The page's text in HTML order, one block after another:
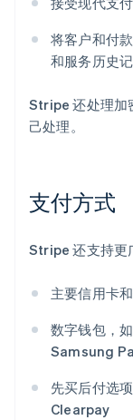
将客户和付
和服务历史
Stripe 还处理加
己处理。
支付方式
Stripe 还支持更
主要信用卡
数字钱包，
Samsung
先买后付选
Clearpay